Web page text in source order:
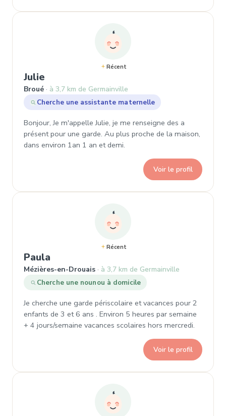
Récent
Julie
Broué
à 3,7 km de Germainville
Cherche une assistante maternelle
Bonjour, Je m'appelle Julie, je me renseigne des a
présent pour une garde. Au plus proche de la maison,
dans environ 1an 1 an et demi.
Voir le profil
Récent
Paula
Mézières-en-Drouais
à 3,7 km de Germainville
Cherche une nounou à domicile
Je cherche une garde périscolaire et vacances pour 2
enfants de 3 et 6 ans . Environ 5 heures par semaine
+ 4 jours/semaine vacances scolaires hors mercredi.
Voir le profil